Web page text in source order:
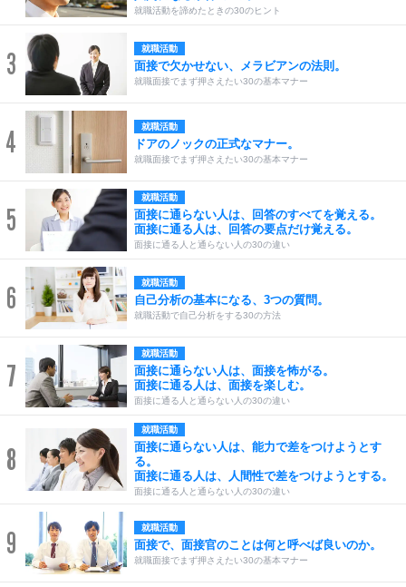
就職活動を諦めたときの30のヒント
3 就職活動
面接で欠かせない、メラビアンの法則。
就職面接でまず押さえたい30の基本マナー
4 就職活動
ドアのノックの正式なマナー。
就職面接でまず押さえたい30の基本マナー
5
就職活動
面接に通らない人は、回答のすべてを覚える。
面接に通る人は、回答の要点だけ覚える。
面接に通る人と通らない人の30の違い
6 就職活動
自己分析の基本になる、3つの質問。
就職活動で自己分析をする30の方法
7
就職活動
面接に通らない人は、面接を怖がる。
面接に通る人は、面接を楽しむ。
面接に通る人と通らない人の30の違い
8
就職活動
面接に通らない人は、能力で差をつけようとす
る。
面接に通る人は、人間性で差をつけようとする。
面接に通る人と通らない人の30の違い
9 就職活動
面接で、面接官のことは何と呼べば良いのか。
就職面接でまず押さえたい30の基本マナー